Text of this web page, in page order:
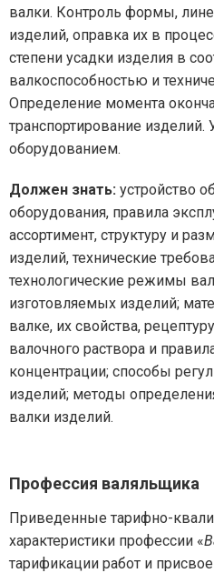
валки. Контроль формы,
изделий, оправка их в
степени усадки изделия в
валкоспособностью и
Определение момента
транспортирование
оборудованием.
Должен знать: устройство
оборудования, правила
ассортимент, структуру и
изделий, технические
технологические режимы
изготовляемых изделий;
валке, их свойства,
валочного раствора и
концентрации; способы
изделий; методы
валки изделий.
Профессия валяльщика
Приведенные тарифно-
характеристики профессии «
тарификации работ и